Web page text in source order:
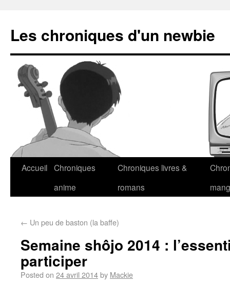
Les chroniques d'un newbie
Accueil Chroniques
anime
Chroniques livres &
romans
← Un peu de baston (la baffe)
Semaine shôjo 2014 :
participer
Posted on 24 avril 2014by Mackie